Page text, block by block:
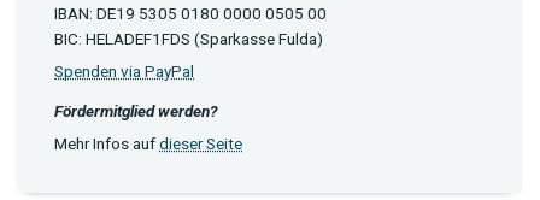
IBAN: DE19 5305 0180 0000 0505 00
BIC: HELADEF1FDS (Sparkasse Fulda)
Spenden via PayPal
Fördermitglied werden?
Mehr Infos aufdieser Seite